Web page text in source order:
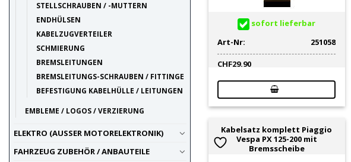
STELLSCHRAUBEN / -MUTTERN
ENDHÜLSEN
KABELZUGVERTEILER
SCHMIERUNG
BREMSLEITUNGEN
BREMSLEITUNGS-SCHRAUBEN / FITTINGE
BEFESTIGUNG KABELHÜLLE / LEITUNGEN
EMBLEME / LOGOS / VERZIERUNG
ELEKTRO (AUSSER MOTORELEKTRONIK)
FAHRZEUG ZUBEHÖR / ANBAUTEILE
sofort lieferbar
Art-Nr:
251058
CHF29.90
Kabelsatz komplett Piaggio
Vespa PX 125-200 mit
Bremsscheibe